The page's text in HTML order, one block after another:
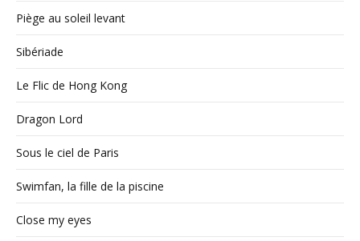
Piège au soleil levant
Sibériade
Le Flic de Hong Kong
Dragon Lord
Sous le ciel de Paris
Swimfan, la fille de la piscine
Close my eyes